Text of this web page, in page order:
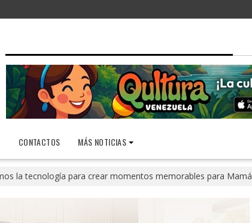
CONTACTOS MÁS NOTICIAS
la tecnología para crear momentos memorables para Mamá